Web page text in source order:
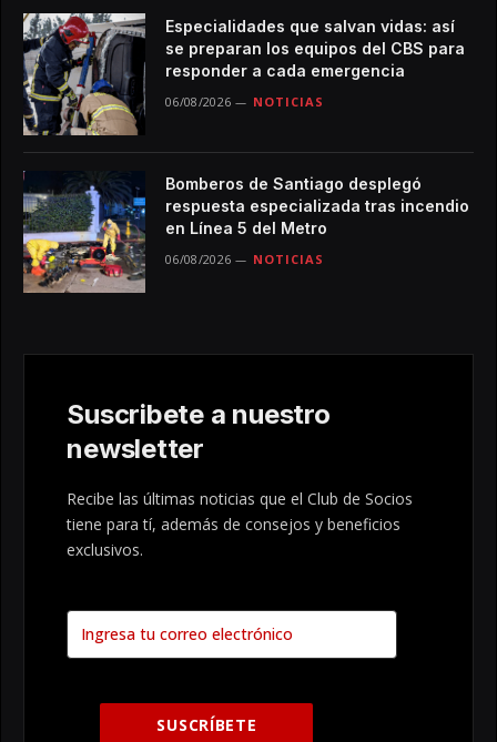
Especialidades que salvan vidas: así
se preparan los equipos del CBS para
responder a cada emergencia
06/08/2026 NOTICIAS
Bomberos de Santiago desplegó
respuesta especializada tras incendio
en Línea 5 del Metro
06/08/2026 NOTICIAS
Suscribete a nuestro
newsletter
Recibe las últimas noticias que el Club de Socios
tiene para tí, además de consejos y beneficios
exclusivos.